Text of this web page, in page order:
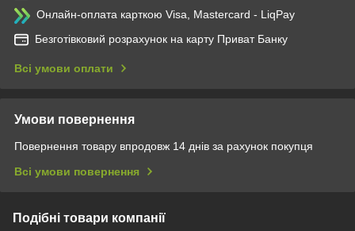
Онлайн-оплата карткою Visa, Mastercard - LiqPay
Безготівковий розрахунок на карту Приват Банку
Всі умови оплати
Умови повернення
Повернення товару впродовж 14 днів за рахунок покупця
Всі умови повернення
Подібні товари компанії